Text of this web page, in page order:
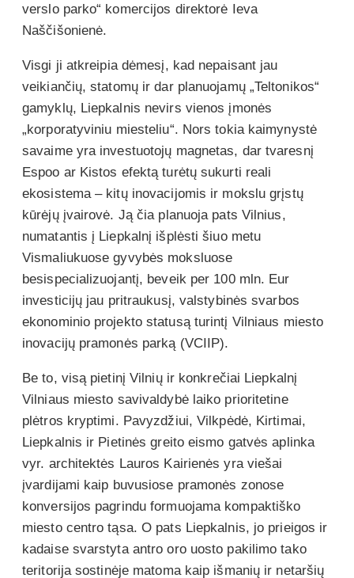
verslo parko“ komercijos direktorė Ieva
Naščišonienė.
Visgi ji atkreipia dėmesį, kad nepaisant jau
veikiančių, statomų ir dar planuojamų „Teltonikos“
gamyklų, Liepkalnis nevirs vienos įmonės
„korporatyviniu miesteliu“. Nors tokia kaimynystė
savaime yra investuotojų magnetas, dar tvaresnį
Espoo ar Kistos efektą turėtų sukurti reali
ekosistema – kitų inovacijomis ir mokslu grįstų
kūrėjų įvairovė. Ją čia planuoja pats Vilnius,
numatantis į Liepkalnį išplėsti šiuo metu
Vismaliukuose gyvybės moksluose
besispecializuojantį, beveik per 100 mln. Eur
investicijų jau pritraukusį, valstybinės svarbos
ekonominio projekto statusą turintį Vilniaus miesto
inovacijų pramonės parką (VCIIP).
Be to, visą pietinį Vilnių ir konkrečiai Liepkalnį
Vilniaus miesto savivaldybė laiko prioritetine
plėtros kryptimi. Pavyzdžiui, Vilkpėdė, Kirtimai,
Liepkalnis ir Pietinės greito eismo gatvės aplinka
vyr. architektės Lauros Kairienės yra viešai
įvardijami kaip buvusiose pramonės zonose
konversijos pagrindu formuojama kompaktiško
miesto centro tąsa. O pats Liepkalnis, jo prieigos ir
kadaise svarstyta antro oro uosto pakilimo tako
teritorija sostinėje matoma kaip išmanių ir netaršių